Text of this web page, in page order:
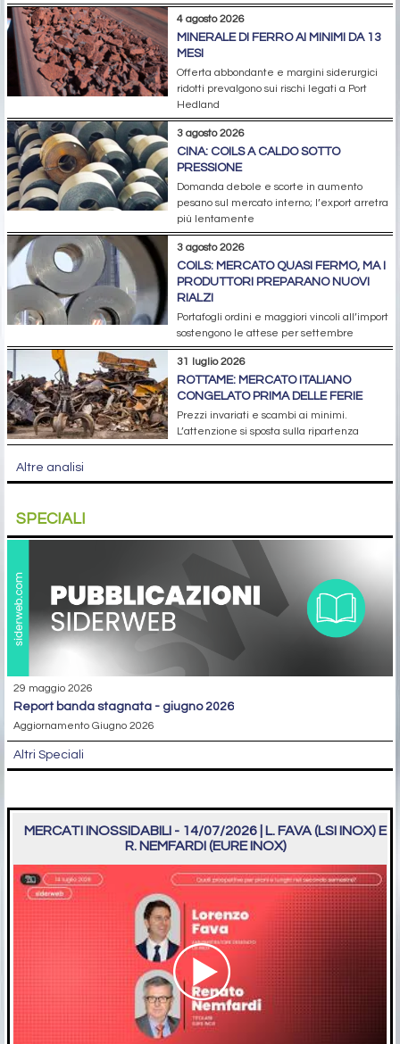
4 agosto 2026
MINERALE DI FERRO AI MINIMI DA 13
MESI
Offerta abbondante e margini siderurgici
ridotti prevalgono sui rischi legati a Port
Hedland
3 agosto 2026
CINA: COILS A CALDO SOTTO
PRESSIONE
Domanda debole e scorte in aumento
pesano sul mercato interno; l’export arretra
più lentamente
3 agosto 2026
COILS: MERCATO QUASI FERMO, MA I
PRODUTTORI PREPARANO NUOVI
RIALZI
Portafogli ordini e maggiori vincoli all’import
sostengono le attese per settembre
31 luglio 2026
ROTTAME: MERCATO ITALIANO
CONGELATO PRIMA DELLE FERIE
Prezzi invariati e scambi ai minimi.
L’attenzione si sposta sulla ripartenza
Altre analisi
SPECIALI
29 maggio 2026
report banda stagnata - giugno 2026
Aggiornamento Giugno 2026
Altri Speciali
MERCATI INOSSIDABILI - 14/07/2026 | L. FAVA (LSI INOX) E
R. NEMFARDI (EURE INOX)